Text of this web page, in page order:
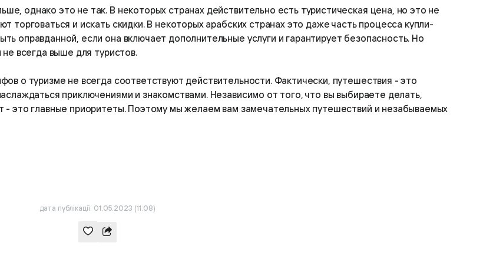
однако это не так. В некоторых странах действительно есть туристическая цена, но это не
торговаться и искать скидки. В некоторых арабских странах это даже часть процесса купли-
оправданной, если она включает дополнительные услуги и гарантирует безопасность. Но
всегда выше для туристов.
о туризме не всегда соответствуют действительности. Фактически, путешествия - это
приключениями и знакомствами. Независимо от того, что вы выбираете делать,
это главные приоритеты. Поэтому мы желаем вам замечательных путешествий и незабываемых
дата публікації: 01.05.2023 (11:08)